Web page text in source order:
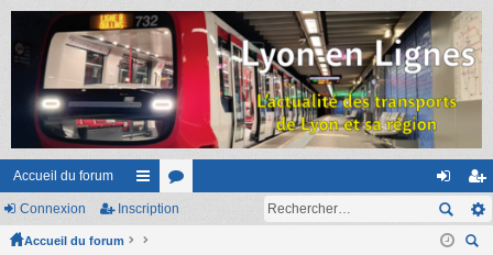
Accueil du forum
ac
co
or on
ne
ns
cri
Connexion Inscription
Accueil du forum